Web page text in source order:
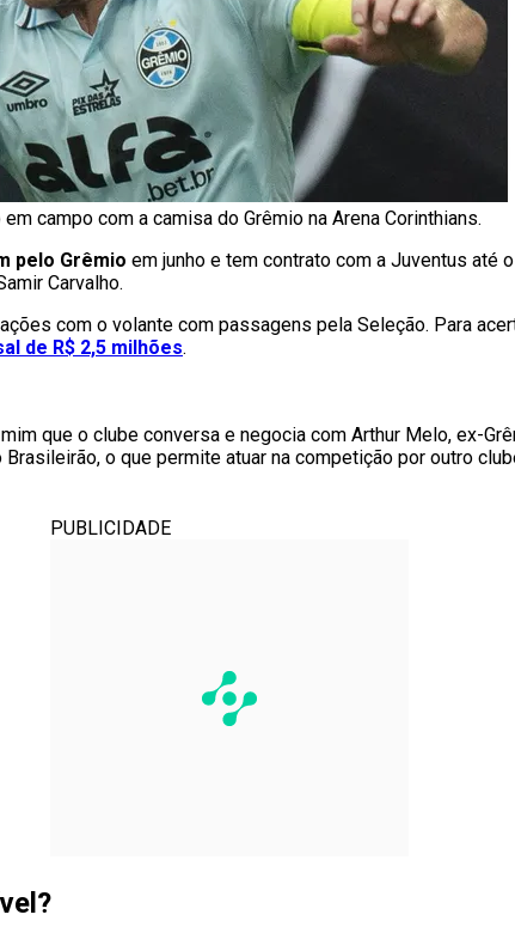
campo com a camisa do Grêmio na Arena Corinthians.
pelo Grêmio em junho e tem contrato com a Juventus até
Carvalho.
com o volante com passagens pela Seleção. Para
de R$ 2,5 milhões.
que o clube conversa e negocia com Arthur Melo, ex-
o que permite atuar na competição por outro
PUBLICIDADE